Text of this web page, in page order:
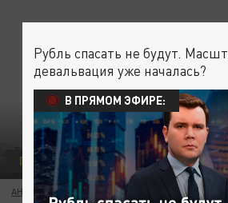
ПОЛИТИКА
АНДРЕЙ ШАПОВАЛОВ 21 ФЕВРАЛЯ 20:18
Рубль спасать не будут.
девальвация уже началась?
В ПРЯМОМ ЭФИРЕ: